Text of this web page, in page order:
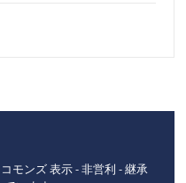
モンズ 表示 - 非営利 - 継承